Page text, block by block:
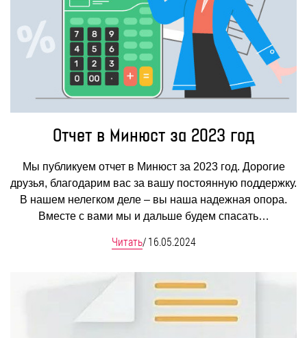
Отчет в Минюст за 2023 год
Мы публикуем отчет в Минюст за 2023 год. Дорогие
друзья, благодарим вас за вашу постоянную поддержку.
В нашем нелегком деле – вы наша надежная опора.
Вместе с вами мы и дальше будем спасать…
Читать/ 16.05.2024